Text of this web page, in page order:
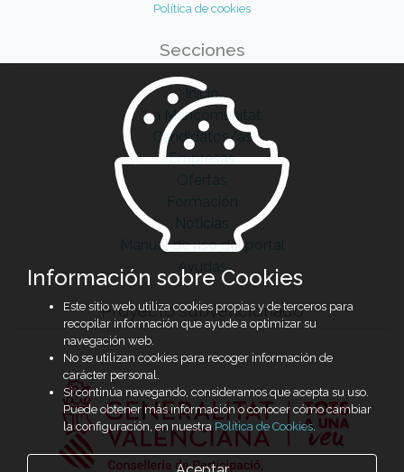
Política de cookies
Secciones
Inicio
La Mancomunitat
Candidatos/as
Empresas
Ofertas
Formación
Noticias
Manual de uso del portal
Ayudas
Proyecto subvencionado
Información sobre Cookies
Este sitio web utiliza cookies propias y de terceros para
recopilar información que ayude a optimizar su
navegación web.
No se utilizan cookies para recoger información de
carácter personal.
Si continúa navegando, consideramos que acepta su uso.
Puede obtener más información o conocer cómo cambiar
la configuración, en nuestra Política de Cookies.